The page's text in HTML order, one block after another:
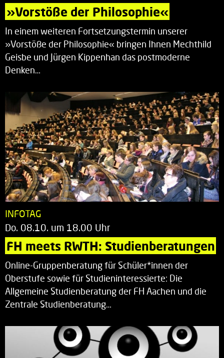
»Vorstöße der Philosophie«
In einem weiteren Fortsetzungstermin unserer
»Vorstöße der Philosophie« bringen Ihnen Mechthild
Geisbe und Jürgen Kippenhan das postmoderne
Denken…
INFOTAG
Do. 08.10. um 18.00 Uhr
FH meets RWTH: Studienberatungen
Online-Gruppenberatung für Schüler*innen der
Oberstufe sowie für Studieninteressierte: Die
Allgemeine Studienberatung der FH Aachen und die
Zentrale Studienberatung…